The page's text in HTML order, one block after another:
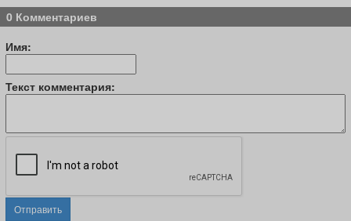
0 Комментариев
Имя:
Текст комментария:
Отправить